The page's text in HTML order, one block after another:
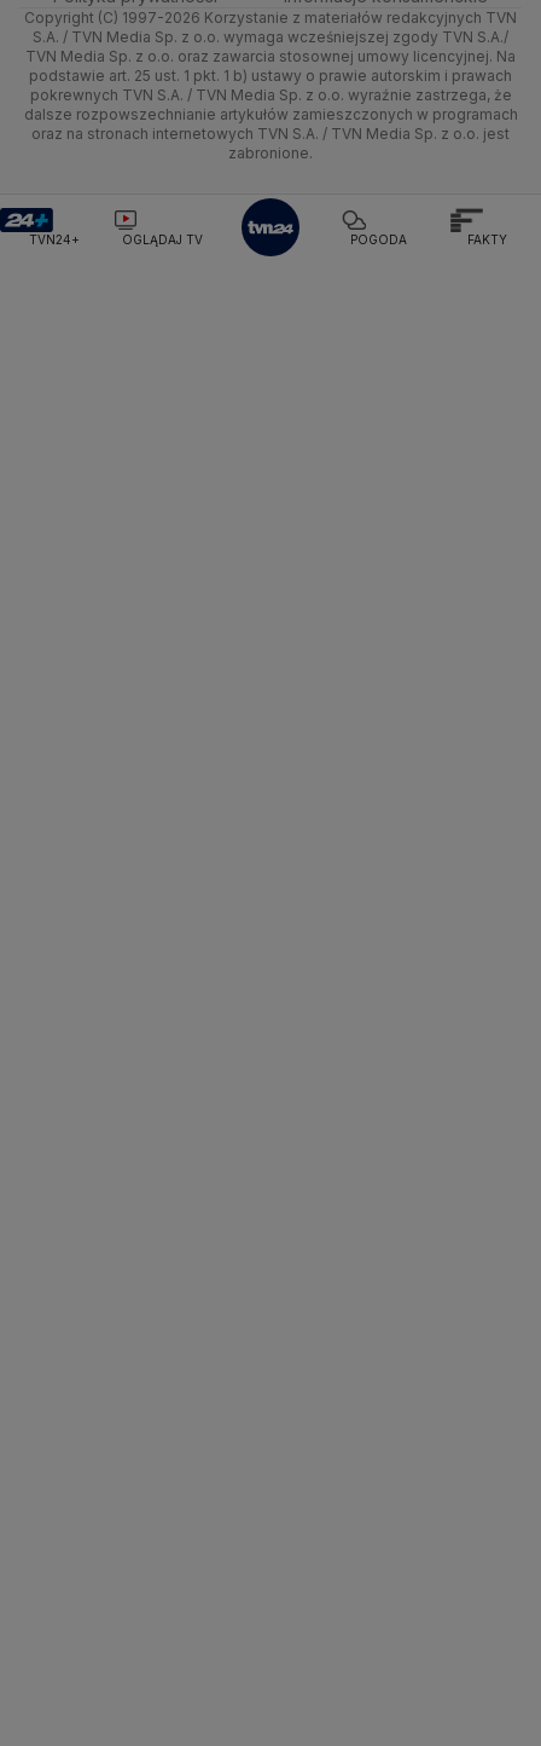
Pogoda Łeba Pogoda Puck
Pogoda Chorzów
Pogoda KartuzyPogoda WołominPogoda Kluczbork
Pogoda RadomskoPogoda BochniaPogoda Brodnica
Pogoda Krynica MorskaPogoda Kutno
Pogoda GnieznoPogoda Jelenia Góra
Pogoda Tarnowskie Góry
Pogoda Krynica-Zdrój
Pogoda Szklarska Poręba
Pogoda Suwałki Pogoda Radom
Smog
Quizy
Kielce
Kujawsko-pomorskie
Lublin
Olsztyn
Handel
Ze świata
Tech
Dla seniora
Lekkoatletyka
Siatkówka
F1
Zdrowie
Tech
Nauka
Uwaga TVN
HGTV
TVN Turbo
TVN7
Test zgodności
Oglądaj na TV
Zrealizuj voucher
Copyright (C) 1997-2026 Korzystanie z materiałów redakcyjnych TVN
S.A. / TVN Media Sp. z o.o. wymaga wcześniejszej zgody TVN S.A./
TVN Media Sp. z o.o. oraz zawarcia stosownej umowy licencyjnej. Na
podstawie art. 25 ust. 1 pkt. 1 b) ustawy o prawie autorskim i prawach
pokrewnych TVN S.A. / TVN Media Sp. z o.o. wyraźnie zastrzega, że
dalsze rozpowszechnianie artykułów zamieszczonych w programach
oraz na stronach internetowych TVN S.A. / TVN Media Sp. z o.o. jest
zabronione.
TVN24+ OGLĄDAJ TV POGODA FAKTY